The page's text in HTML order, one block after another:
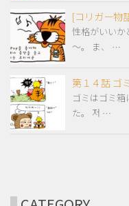
[コリガー物
性格がいいか
～。 ま、 …
第１４話 ゴミ
ゴミはゴミ
た。 저 …